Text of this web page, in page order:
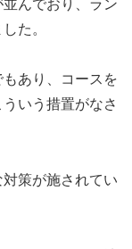
んでおり、ラン
た。
あり、コースを
いう措置がなさ
策が施されてい